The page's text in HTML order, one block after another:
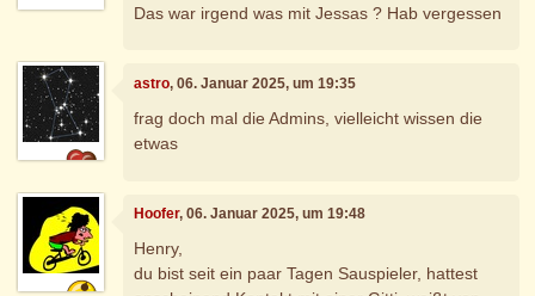
Das war irgend was mit Jessas ? Hab vergessen
astro, 06. Januar 2025, um 19:35
frag doch mal die Admins, vielleicht wissen die
etwas
Hoofer, 06. Januar 2025, um 19:48
Henry,
du bist seit ein paar Tagen Sauspieler, hattest